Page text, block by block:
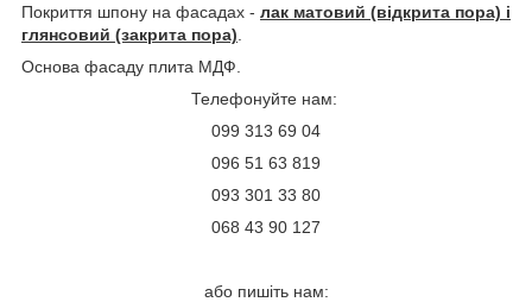
Покриття шпону на фасадах - лак матовий (відкрита пора) і
глянсовий (закрита пора)
Основа фасаду плита МДФ.
Телефонуйте нам:
099 313 69 04
096 51 63 819
093 301 33 80
068 43 90 127
або пишіть нам: